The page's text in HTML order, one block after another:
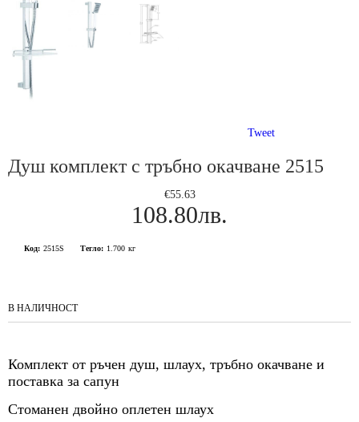
Tweet
Душ комплект с тръбно окачване 2515
€55.63
108.80лв.
Код: 2515S Тегло: 1.700 кг
В НАЛИЧНОСТ
Комплект от ръчен душ, шлаух, тръбно окачване и
поставка за сапун
Стоманен двойно оплетен шлаух